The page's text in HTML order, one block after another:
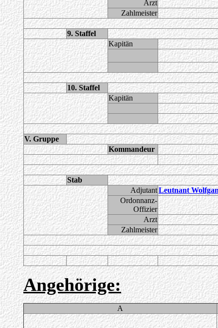
Arzt
Zahlmeister
9. Staffel
Kapitän
10. Staffel
Kapitän
V. Gruppe
Kommandeur
Stab
AdjutantLeutnant
Ordonnanz-
Offizier
Arzt
Zahlmeister
Angehörige:
A